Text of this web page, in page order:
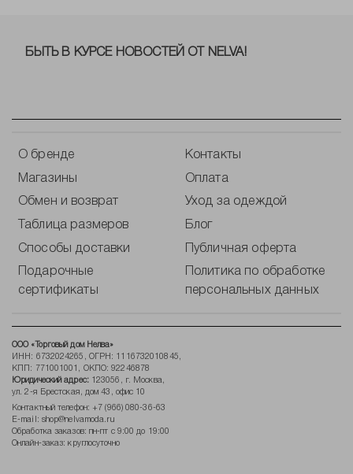
О бренде Контакты
Магазины Оплата
Обмен и возврат Уход за одеждой
Таблица размеров Блог
Способы доставки Публичная оферта
Подарочные
сертификаты
Политика по обработке
персональных данных
ООО «Торговый дом Нелва»
ИНН: 6732024265, ОГРН: 1116732010845,
КПП: 771001001, ОКПО: 92246878
Юридический адрес:123056, г. Москва,
ул. 2-я Брестская, дом 43, офис 10
Контактный телефон: +7 (966) 080-36-63
E-mail: shop@nelvamoda.ru
Обработка заказов: пн-пт с 9:00 до 19:00
Онлайн-заказ: круглосуточно
БЫТЬ В КУРСЕ НОВОСТЕЙ ОТ NELVA!